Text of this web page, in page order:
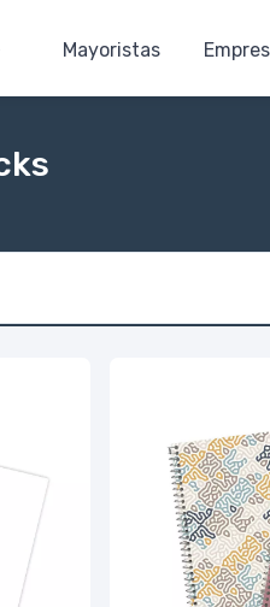
Mayoristas